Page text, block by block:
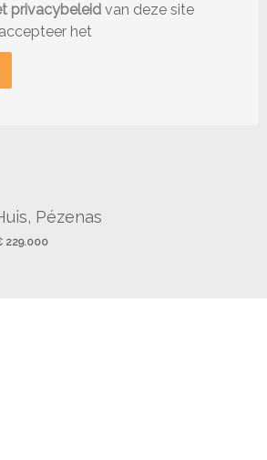
privacybeleidvan deze site
het
Pézenas
229.000